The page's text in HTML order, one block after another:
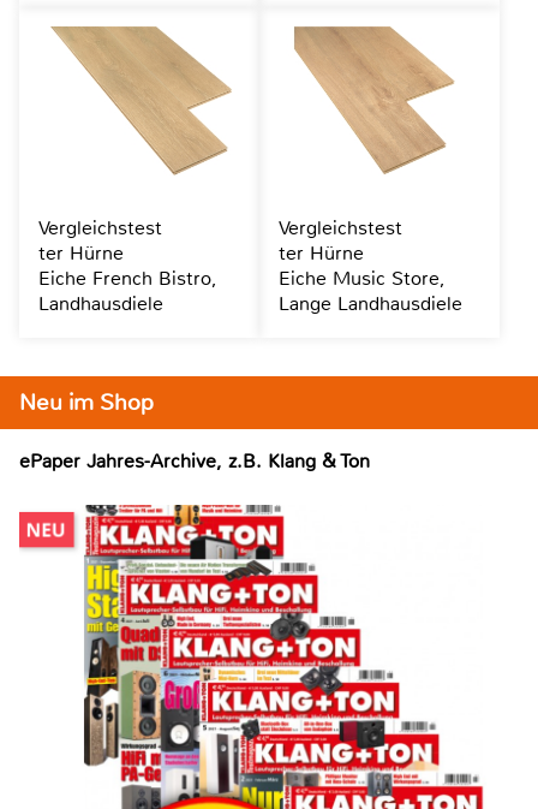
Neu im Shop
ePaper Jahres-Archive, z.B. Klang & Ton
Vergleichstest
ter Hürne
Eiche French Bistro,
Landhausdiele
Vergleichstest
ter Hürne
Eiche Music Store,
Lange Landhausdiele